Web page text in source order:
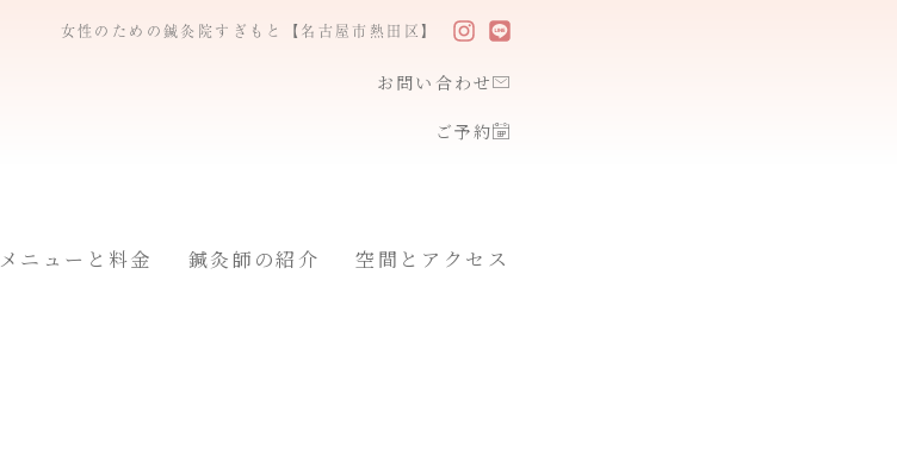
女性のための鍼灸院すぎもと【名古屋市熱田区】
お問い合わせ
ご予約
メニューと料金 鍼灸師の紹介 空間とアクセス